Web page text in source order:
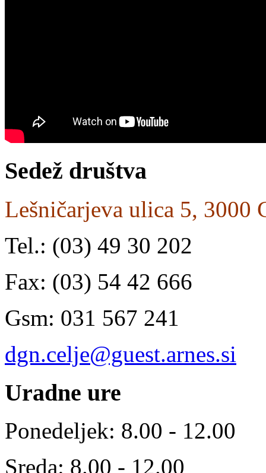
Sedež društva
Lešničarjeva ulica 5, 3000
Tel.: (03) 49 30 202
Fax: (03) 54 42 666
Gsm: 031 567 241
dgn.celje@guest.arnes.si
Uradne ure
Ponedeljek: 8.00 - 12.00
Sreda: 8.00 - 12.00